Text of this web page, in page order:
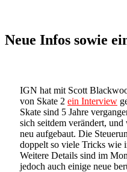
Neue Infos sowie
IGN hat mit Scott
von Skate 2 ein Interview
Skate sind 5 Jahre
sich seitdem verändert,
neu aufgebaut. Die
doppelt so viele Tricks wie
Weitere Details sind im
jedoch auch einige neue